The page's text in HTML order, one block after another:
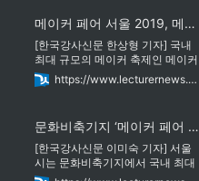
Open API로 제공하는 사이트입니
다.
메이커 페어 서울 2019, 메이커 세미나 성황리 종료
[한국강사신문 한상형 기자] 국내
최대 규모의 메이커 축제인 메이커
페어 서울 2019가 19일과 20일 양
일간 문화비축기지에서 펼쳐진 가
요일에 열린 메이커 세미나에서는
총 10명의 메이커가 연사로 나서
각자가 만들기를 해온 과정 및 노하
우를 비롯해 자신에게 만들기가 왜
https://www.lecturernews.com/news/articleView.html?idxno=28507
문화비축기지 ‘메이커 페어 서울 2019’ 로봇·사물인터넷, 스마트 장난감 등 미래의 기술 체험
[한국강사신문 이미숙 기자] 서울
시는 문화비축기지에서 국내 최대
메이커들의 축제인 ‘메이커 페어 서